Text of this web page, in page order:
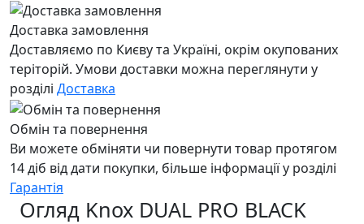
Доставка замовлення
Доставляємо по Києву та Україні, окрім окупованих
теріторій. Умови доставки можна переглянути у
розділі Доставка
Обмін та повернення
Ви можете обміняти чи повернути товар протягом
14 діб від дати покупки, більше інформації у розділі
Гарантія
Огляд Knox DUAL PRO BLACK